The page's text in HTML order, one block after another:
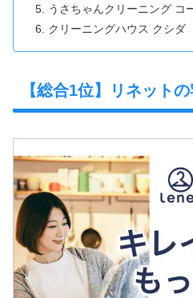
うさちゃんクリーニング コ
クリーニングハウス クシダ
【総合1位】リネット